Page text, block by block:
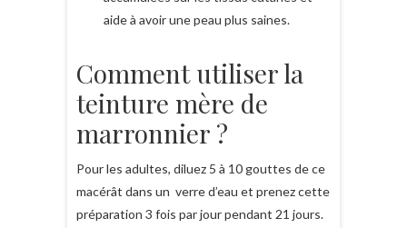
aide à avoir une peau plus saines.
Comment utiliser la
teinture mère de
marronnier ?
Pour les adultes, diluez 5 à 10 gouttes de ce
macérât dans un verre d’eau et prenez cette
préparation 3 fois par jour pendant 21 jours.